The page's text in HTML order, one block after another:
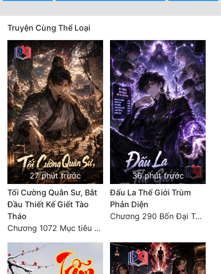
Phản Phái
Quan Trường
Quân Sự
Sảng Văn
Sắc
Sủng
Thanh Xuân
Tiên Hiệp
Tiểu Thuyết
Trinh Thám
Triều Đấu
Trùng Sinh
Trọng Sinh
Truyện Cùng Thể Loại
27 phút trước
Tối Cường Quân Sư, Bắt
Đầu Thiết Kế Giết Tào
Tháo
Chương 1072 Mục tiêu của chúng ta là biển sao trời (2/2)
36 phút trước
Đấu La Thế Giới Trùm
Phản Diện
Chương 290 Bốn Đại Tông Môn Đơn Thuộc Tính Vô Cùng Thê Lương